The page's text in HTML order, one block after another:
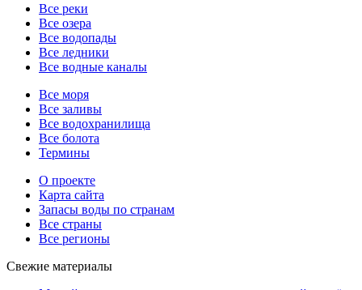
Все реки
Все озера
Все водопады
Все ледники
Все водные каналы
Все моря
Все заливы
Все водохранилища
Все болота
Термины
О проекте
Карта сайта
Запасы воды по странам
Все страны
Все регионы
Свежие материалы